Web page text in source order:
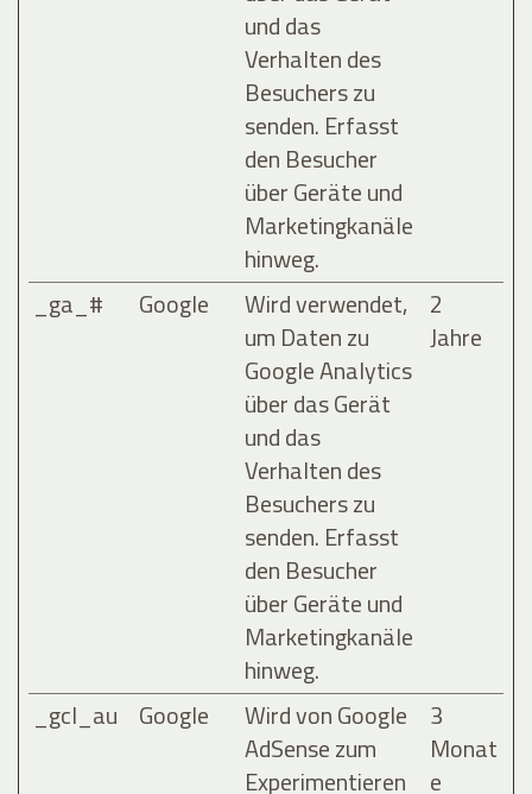
und das
Verhalten des
Besuchers zu
senden. Erfasst
den Besucher
über Geräte und
Marketingkanäle
hinweg.
_ga_#
Google
Wird verwendet,
um Daten zu
Google Analytics
über das Gerät
und das
Verhalten des
Besuchers zu
senden. Erfasst
den Besucher
über Geräte und
Marketingkanäle
hinweg.
2
Jahre
_gcl_au Google
Wird von Google
AdSense zum
Experimentieren
3
Monat
e